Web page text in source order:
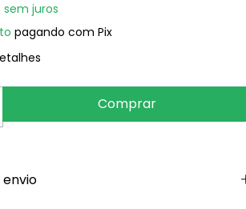
sem juros
pagando com Pix